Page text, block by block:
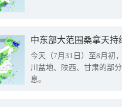
中东部大范围桑拿天
今天（7月31日）至8月初
川盆地、陕西、甘肃的部
息。